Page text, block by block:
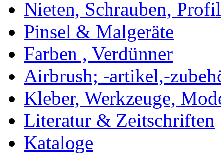
Nieten, Schrauben,
Pinsel & Malgeräte
Farben , Verdünner
Airbrush; -artikel,-
Kleber, Werkzeuge,
Literatur & Zeitschriften
Kataloge